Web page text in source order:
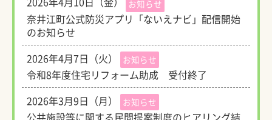
お知らせ
奈井江町公式防災アプリ「ないえナビ」配信開始
のお知らせ
2026年4月7日（火）
お知らせ
令和8年度住宅リフォーム助成 受付終了
2026年3月9日（月）
お知らせ
公共施設等に関する民間提案制度のヒアリング結